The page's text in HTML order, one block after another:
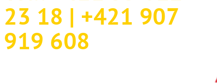
23 18 | +421 907
919 608